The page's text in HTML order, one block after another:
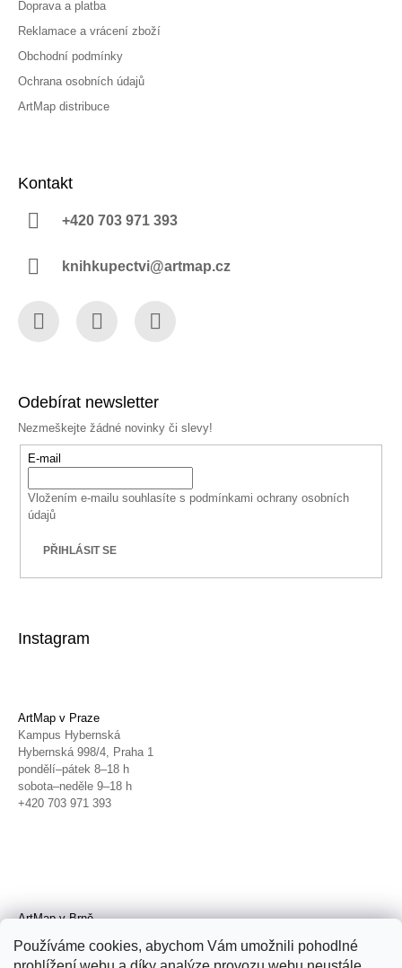
Používáme cookies, abychom Vám umožnili pohodlné
Doprava a platba
Reklamace a vrácení zboží
Obchodní podmínky
Ochrana osobních údajů
ArtMap distribuce
Kontakt
+420 703 971 393
knihkupectvi@artmap.cz
Odebírat newsletter
Nezmeškejte žádné novinky či slevy!
E-mail
Vložením e-mailu souhlasíte s podmínkami ochrany osobních
údajů
PŘIHLÁSIT SE
Instagram
ArtMap v Praze
Kampus Hybernská
Hybernská 998/4, Praha 1
pondělí–pátek 8–18 h
sobota–neděle 9–18 h
+420 703 971 393
ArtMap v Brně
Radnická 4, Brno